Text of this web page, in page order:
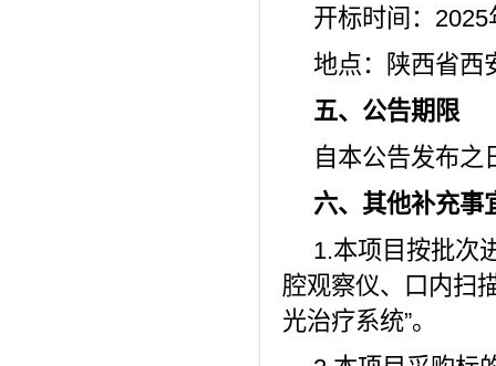
开标时间： 2025
地点：陕西省西
五、公告期限
自本公告发布之
六、其他补充事
1.本项目按批次
腔观察仪、口内扫
光治疗系统”。